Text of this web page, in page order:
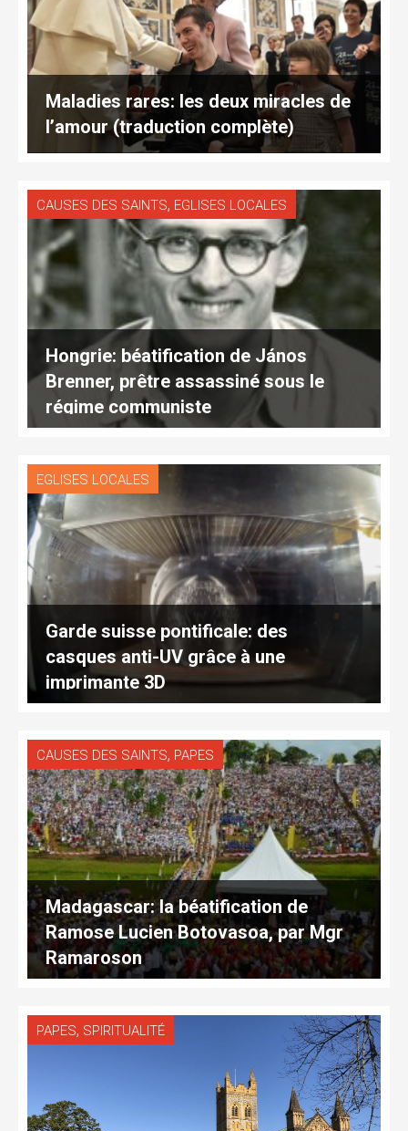
Maladies rares: les deux miracles de
l’amour (traduction complète)
CAUSES DES SAINTS, EGLISES LOCALES
Hongrie: béatification de János
Brenner, prêtre assassiné sous le
régime communiste
EGLISES LOCALES
Garde suisse pontificale: des
casques anti-UV grâce à une
imprimante 3D
CAUSES DES SAINTS, PAPES
Madagascar: la béatification de
Ramose Lucien Botovasoa, par Mgr
Ramaroson
PAPES, SPIRITUALITÉ